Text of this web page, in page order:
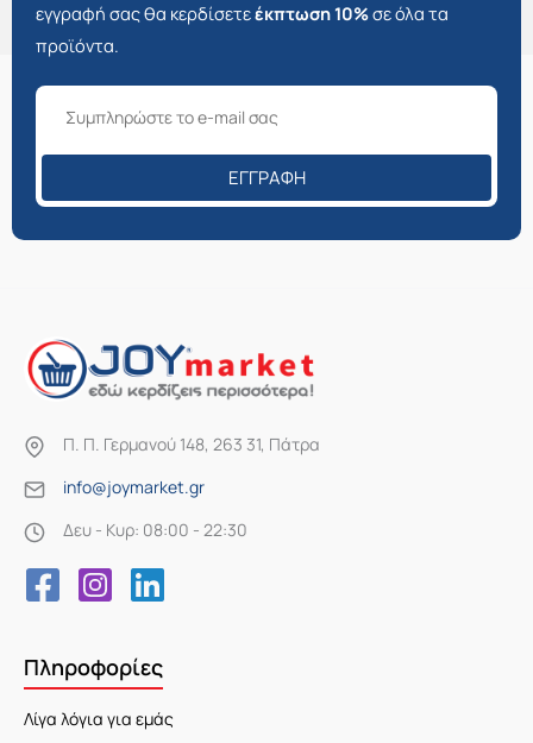
εγγραφή σας θα κερδίσετεέκπτωση 10%σε όλα τα
προϊόντα.
ΕΓΓΡΑΦΉ
Π. Π. Γερμανού 148, 263 31, Πάτρα
info@joymarket.gr
Δευ - Κυρ: 08:00 - 22:30
Πληροφορίες
Λίγα λόγια για εμάς